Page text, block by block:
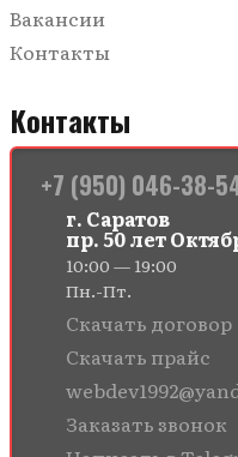
Вакансии
Контакты
Контакты
+7 (950) 046-38-
г. Саратов
пр. 50 лет
10:00 — 19:00
Пн.-Пт.
Скачать договор
Скачать прайс
Заказать звонок